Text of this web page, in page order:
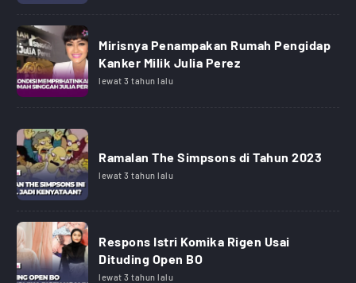
Mirisnya Penampakan Rumah Pengidap
Kanker Milik Julia Perez
lewat 3 tahun lalu
Ramalan The Simpsons di Tahun 2023
lewat 3 tahun lalu
Respons Istri Komika Rigen Usai
Dituding Open BO
lewat 3 tahun lalu